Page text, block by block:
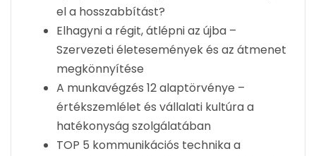
el a hosszabbítást?
Elhagyni a régit, átlépni az újba –
Szervezeti életesemények és az átmenet
megkönnyítése
A munkavégzés 12 alaptörvénye –
értékszemlélet és vállalati kultúra a
hatékonyság szolgálatában
TOP 5 kommunikációs technika a